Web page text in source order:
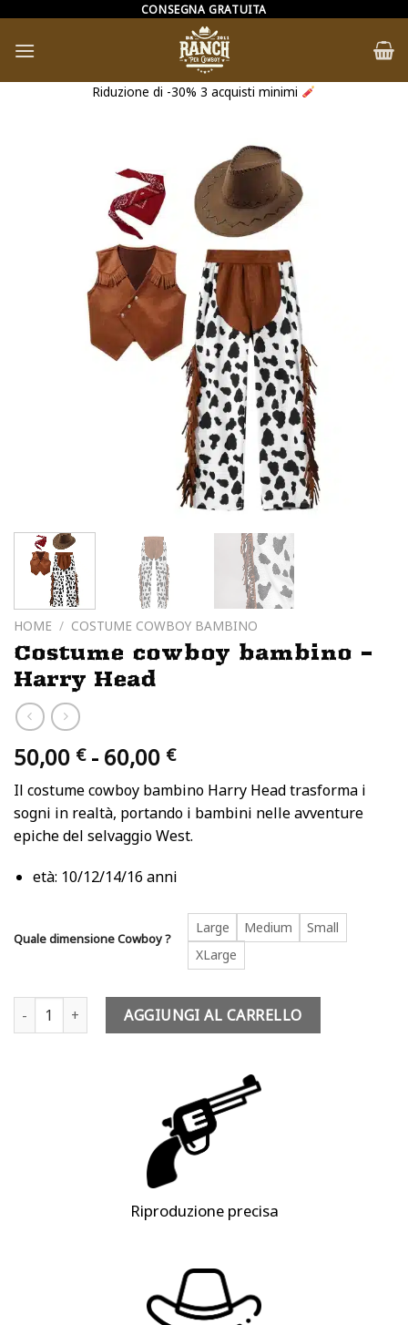
contenuti
CONSEGNA GRATUITA
Riduzione di -30% 3 acquisti minimi
HOME / COSTUME COWBOY BAMBINO
Costume cowboy bambino –
Harry Head
50,00 € - 60,00 €Fascia
di
prezzo:
da
50,00 €
a
60,00 €
Il costume cowboy bambino Harry Head trasforma i
sogni in realtà, portando i bambini nelle avventure
epiche del selvaggio West.
età: 10/12/14/16 anni
Quale dimensione Cowboy ?
Large Medium
Small
XLarge
Costume cowboy bambino - Harry Head quantità
AGGIUNGI AL CARRELLO
Riproduzione precisa